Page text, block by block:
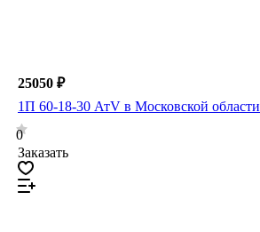
25050 ₽
1П 60-18-30 АтV в Московской области
0
Заказать